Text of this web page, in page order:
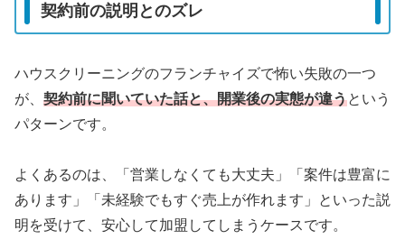
契約前の説明とのズレ
ハウスクリーニングのフランチャイズで怖い失敗の一つ
が、 契約前に聞いていた話と、開業後の実態が違うという
パターンです。
よくあるのは、「営業しなくても大丈夫」「案件は豊富に
あります」「未経験でもすぐ売上が作れます」といった説
明を受けて、安心して加盟してしまうケースです。